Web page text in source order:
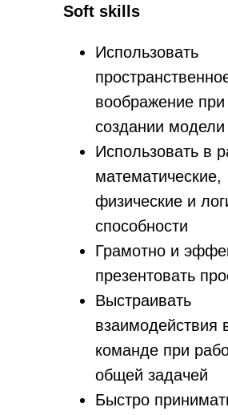
Soft skills
Использовать
воображение при
создании модели
Использовать в
математические,
физические и
способности
Грамотно и
презентовать
Выстраивать
взаимодействия
команде при
общей задачей
Быстро